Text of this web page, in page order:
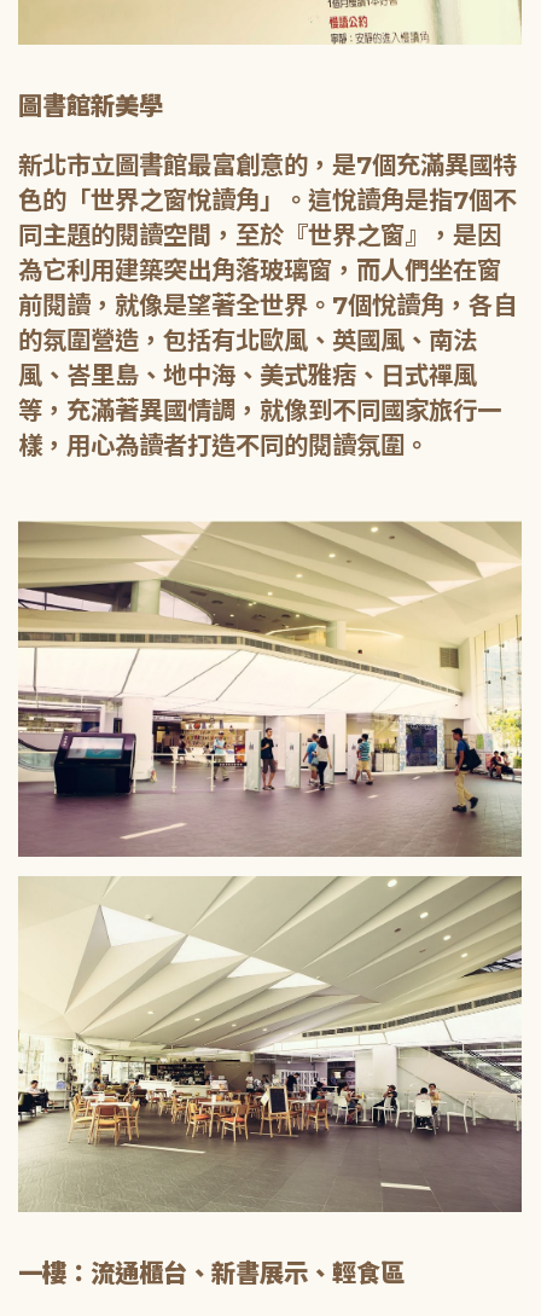
圖書館新美學
新北市立圖書館最富創意的，是7個充滿異國特
色的「世界之窗悅讀角」。這悅讀角是指7個不
同主題的閱讀空間，至於『世界之窗』，是因
為它利用建築突出角落玻璃窗，而人們坐在窗
前閱讀，就像是望著全世界。7個悅讀角，各自
的氛圍營造，包括有北歐風、英國風、南法
風、峇里島、地中海、美式雅痞、日式禪風
等，充滿著異國情調，就像到不同國家旅行一
樣，用心為讀者打造不同的閱讀氛圍。
一樓：流通櫃台、新書展示、輕食區